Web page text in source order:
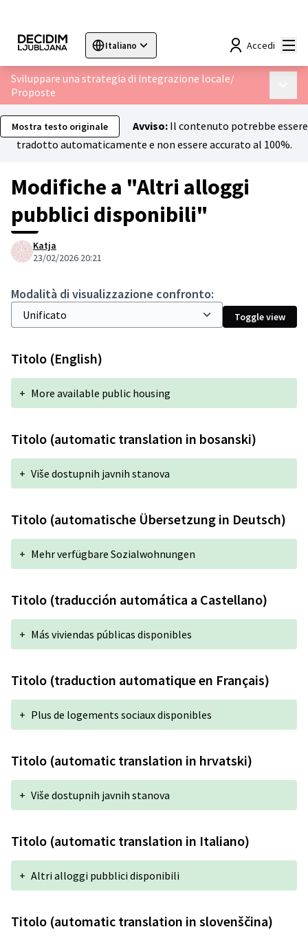
Italiano
Sprache wählen Choisir la langue
Accedi
Sviluppare una strategia di integrazione locale/
Proposte
Mostra testo originale Avviso: Il contenuto potrebbe essere
tradotto automaticamente e non essere accurato al 100%.
Modifiche a "Altri alloggi
pubblici disponibili"
Katja
23/02/2026 20:21
Modalità di visualizzazione confronto:
Toggle view
Titolo (English)
+ More available public housing
Titolo (automatic translation in bosanski)
+ Više dostupnih javnih stanova
Titolo (automatische Übersetzung in Deutsch)
+ Mehr verfügbare Sozialwohnungen
Titolo (traducción automática a Castellano)
+ Más viviendas públicas disponibles
Titolo (traduction automatique en Français)
+ Plus de logements sociaux disponibles
Titolo (automatic translation in hrvatski)
+ Više dostupnih javnih stanova
Titolo (automatic translation in Italiano)
+ Altri alloggi pubblici disponibili
Titolo (automatic translation in slovenščina)